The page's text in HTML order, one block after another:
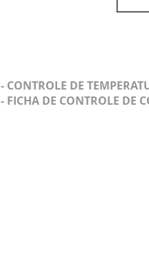
- CONTROLE DE
- FICHA DE CONTROLE DE